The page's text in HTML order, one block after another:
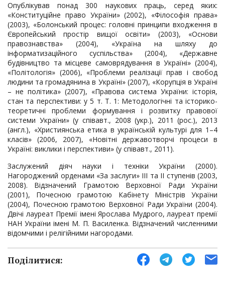
Опублікував понад 300 наукових праць, серед яких:
«Конституційне право України» (2002), «Філософія права»
(2003), «Болонський процес: головні принципи входження в
Європейський простір вищої освіти» (2003), «Основи
правознавства» (2004), «Україна на шляху до
інформатизаційного суспільства» (2004), «Державне
будівництво та місцеве самоврядування в Україні» (2004),
«Політологія» (2006), «Проблеми реалізації прав і свобод
людини та громадянина в Україні» (2007), «Корупція в Україні
– не політика» (2007), «Правова система України: історія,
стан та перспективи: у 5 т. Т. 1: Методологічні та історико-
теоретичні проблеми формування і розвитку правової
системи України» (у співавт., 2008 (укр.), 2011 (рос.), 2013
(англ.), «Християнська етика в українській культурі для 1–4
класів» (2006, 2007), «Новітні державотворчі процеси в
Україні: виклики і перспективи» (у співавт., 2011).
Заслужений діяч науки і техніки України (2000).
Нагороджений орденами «За заслуги» III та II ступенів (2003,
2008). Відзначений Грамотою Верховної Ради України
(2001), Почесною грамотою Кабінету Міністрів України
(2004), Почесною грамотою Верховної Ради України (2004).
Двічі лауреат Премії імені Ярослава Мудрого, лауреат премії
НАН України імені М. П. Василенка. Відзначений численними
відомчими і релігійними нагородами.
Поділитися: